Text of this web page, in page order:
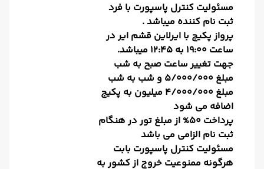
مسئولیت کنترل پاسپورت با فرد
ثبت نام کننده میباشد .
پرواز پکیج با ایرلاین قشم ایر در
ساعت 19:00 به 12:45 میباشد.
جهت تغییر ساعت صبح به شب
مبلغ 5/000/000 و شب به شب
مبلغ 4/000/000 میلیون به پکیج
اضافه می شود
پرداخت 50% از مبلغ تور در هنگام
ثبت نام الزامی می باشد
مسئولیت کنترل پاسپورت بابت
هرگونه ممنوعیت خروج از کشور به